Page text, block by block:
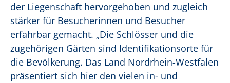
der Liegenschaft hervorgehoben und zugleich
stärker für Besucherinnen und Besucher
erfahrbar gemacht. „Die Schlösser und die
zugehörigen Gärten sind Identifikationsorte für
die Bevölkerung. Das Land Nordrhein-Westfalen
präsentiert sich hier den vielen in- und